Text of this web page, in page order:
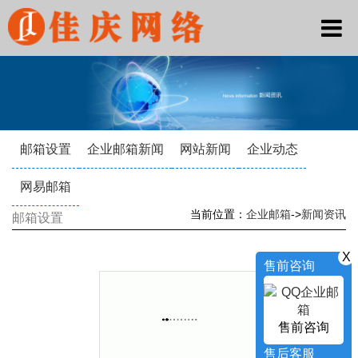
邮箱设置 企业邮箱新闻 网站新闻 企业动态
网易邮箱
邮箱设置 当前位置： 企业邮箱->新闻资讯
X
售前咨询
售前咨询
售后客服